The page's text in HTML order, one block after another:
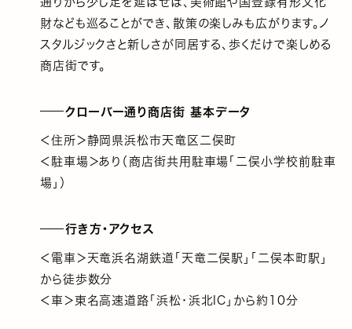
財なども巡ることができ、散策の楽しみも広がります。ノ
スタルジックさと新しさが同居する、歩くだけで楽しめる
商店街です。
クローバー通り商店街 基本データ
＜住所＞静岡県浜松市天竜区二俣町
＜駐車場＞あり（商店街共用駐車場「二俣小学校前駐車
場」）
行き方・アクセス
＜電車＞天竜浜名湖鉄道「天竜二俣駅」「二俣本町駅」
から徒歩数分
＜車＞東名高速道路「浜松・浜北IC」から約10分